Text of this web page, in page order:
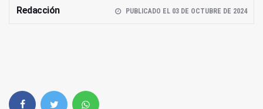
Redacción PUBLICADO EL 03 DE OCTUBRE DE 2024